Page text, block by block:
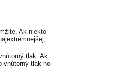
Ak niekto
tlak. Ak
vnútorný tlak ho